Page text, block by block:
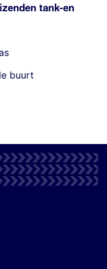
tank-en
buurt